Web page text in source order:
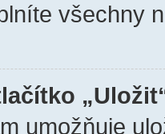
všechny
umožňuje